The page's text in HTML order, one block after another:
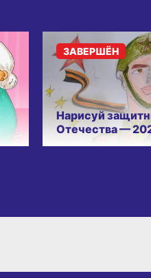
Нарисуй
Отечества —
ЗАВЕРШЁН